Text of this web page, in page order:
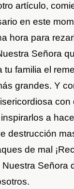
artículo,
en este
hora para
Señora
tu familia el
grandes. Y
con
a
destrucción
de mal
Señora